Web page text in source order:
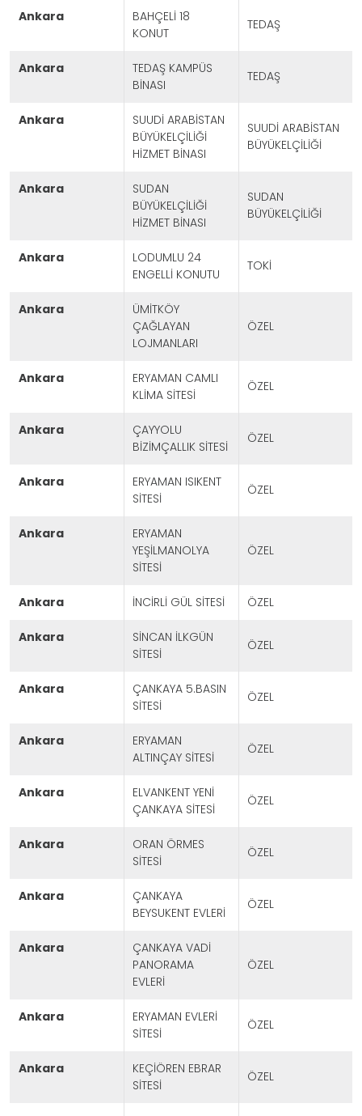
ankara
BAHÇELİ 18
KONUT
TEDAŞ
ankara
TEDAŞ KAMPÜS
BİNASI
TEDAŞ
ankara
SUUDİ ARABİSTAN
BÜYÜKELÇİLİĞİ
HİZMET BİNASI
SUUDİ ARABİSTAN
BÜYÜKELÇİLİĞİ
ankara
SUDAN
BÜYÜKELÇİLİĞİ
HİZMET BİNASI
SUDAN
BÜYÜKELÇİLİĞİ
ankara
LODUMLU 24
ENGELLİ KONUTU
TOKİ
ankara
ÜMİTKÖY
ÇAĞLAYAN
LOJMANLARI
ÖZEL
ankara
ERYAMAN CAMLI
KLİMA SİTESİ
ÖZEL
ankara
ÇAYYOLU
BİZİMÇALLIK SİTESİ
ÖZEL
ankara
ERYAMAN ISIKENT
SİTESİ
ÖZEL
ankara
ERYAMAN
YEŞİLMANOLYA
SİTESİ
ÖZEL
ankara İNCİRLİ GÜL SİTESİ ÖZEL
ankara
SİNCAN İLKGÜN
SİTESİ
ÖZEL
ankara
ÇANKAYA 5.BASIN
SİTESİ
ÖZEL
ankara
ERYAMAN
ALTINÇAY SİTESİ
ÖZEL
ankara
ELVANKENT YENİ
ÇANKAYA SİTESİ
ÖZEL
ankara
ORAN ÖRMES
SİTESİ
ÖZEL
ankara
ÇANKAYA
BEYSUKENT EVLERİ
ÖZEL
ankara
ÇANKAYA VADİ
PANORAMA
EVLERİ
ÖZEL
ankara
ERYAMAN EVLERİ
SİTESİ
ÖZEL
ankara
KEÇİÖREN EBRAR
SİTESİ
ÖZEL